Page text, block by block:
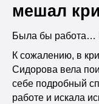
мешал
Была бы работа…
К сожалению, в
Сидорова вела
себе подробный
работе и искала